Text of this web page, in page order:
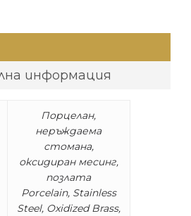
информация
Порцелан,
неръждаема
стомана,
оксидиран месинг,
позлата
Porcelain, Stainless
Steel, Oxidized Brass,